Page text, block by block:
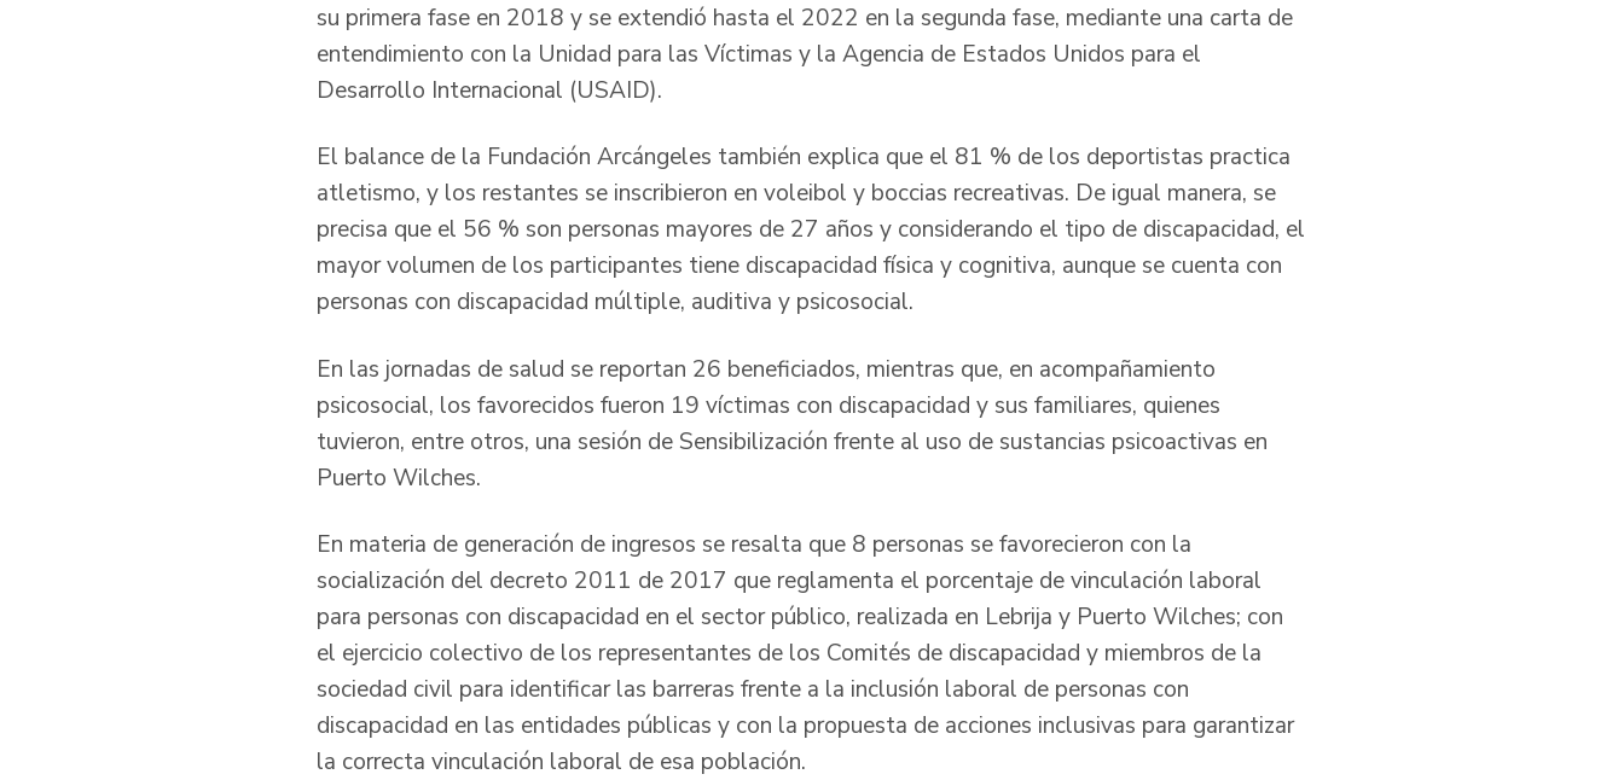
su primera fase en 2018 y se extendió hasta el 2022 en la segunda fase, mediante una carta de
entendimiento con la Unidad para las Víctimas y la Agencia de Estados Unidos para el
Desarrollo Internacional (USAID).
El balance de la Fundación Arcángeles también explica que el 81 % de los deportistas practica
atletismo, y los restantes se inscribieron en voleibol y boccias recreativas. De igual manera, se
precisa que el 56 % son personas mayores de 27 años y considerando el tipo de discapacidad, el
mayor volumen de los participantes tiene discapacidad física y cognitiva, aunque se cuenta con
personas con discapacidad múltiple, auditiva y psicosocial.
En las jornadas de salud se reportan 26 beneficiados, mientras que, en acompañamiento
psicosocial, los favorecidos fueron 19 víctimas con discapacidad y sus familiares, quienes
tuvieron, entre otros, una sesión de Sensibilización frente al uso de sustancias psicoactivas en
Puerto Wilches.
En materia de generación de ingresos se resalta que 8 personas se favorecieron con la
socialización del decreto 2011 de 2017 que reglamenta el porcentaje de vinculación laboral
para personas con discapacidad en el sector público, realizada en Lebrija y Puerto Wilches; con
el ejercicio colectivo de los representantes de los Comités de discapacidad y miembros de la
sociedad civil para identificar las barreras frente a la inclusión laboral de personas con
discapacidad en las entidades públicas y con la propuesta de acciones inclusivas para garantizar
la correcta vinculación laboral de esa población.